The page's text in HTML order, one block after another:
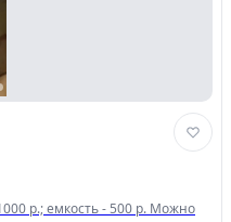
р.; емкость - 500 р. Можно